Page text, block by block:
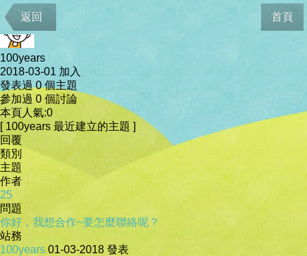
返回 首頁
會員資料
100years
2018-03-01 加入
發表過 0 個主題
參加過 0 個討論
本頁人氣:0
[ 100years 最近建立的主題 ]
回覆
類別
主題
作者
25
問題
你好，我想合作~要怎麼聯絡呢？
站務
100years 01-03-2018 發表